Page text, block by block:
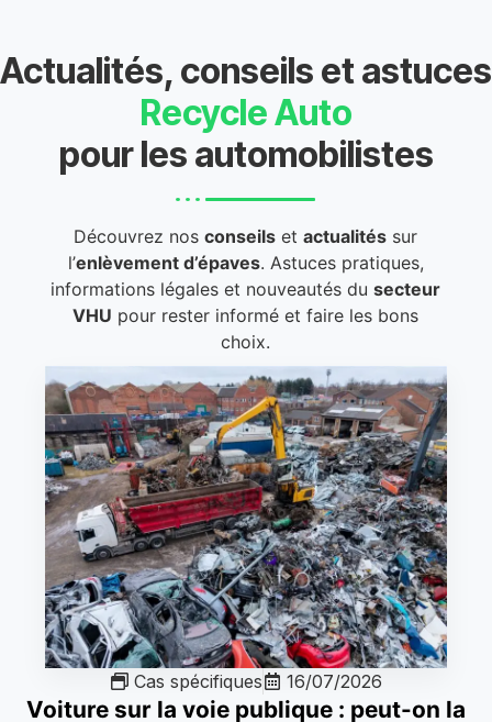
Actualités, conseils et astuces
Recycle Auto
pour les automobilistes
Découvrez nosconseils etactualités sur
l’enlèvement d’épaves. Astuces pratiques,
informations légales et nouveautés dusecteur
VHU pour rester informé et faire les bons
choix.
Cas spécifiques 16/07/2026
Voiture sur la voie publique : peut-on la